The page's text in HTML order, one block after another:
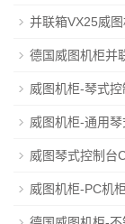
并联箱VX25威图
德国威图机柜并
威图机柜-琴式
威图机柜-通用
威图琴式控制台
威图机柜-PC机